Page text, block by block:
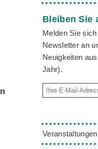
Bleiben Sie
Melden Sie
Newsletter an
Neuigkeiten
Jahr).